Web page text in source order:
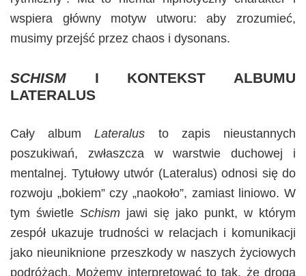
wspiera główny motyw utworu: aby zrozumieć,
musimy przejść przez chaos i dysonans.
SCHISM I KONTEKST ALBUMU
LATERALUS
Cały albumLateralus to zapis nieustannych
poszukiwań, zwłaszcza w warstwie duchowej i
mentalnej. Tytułowy utwór (Lateralus) odnosi się do
rozwoju „bokiem” czy „naokoło”, zamiast liniowo. W
tym świetle Schism jawi się jako punkt, w którym
zespół ukazuje trudności w relacjach i komunikacji
jako nieuniknione przeszkody w naszych życiowych
podróżach. Możemy interpretować to tak, że droga